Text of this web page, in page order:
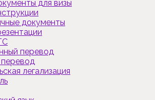
для визы
документы
перевод
легализация